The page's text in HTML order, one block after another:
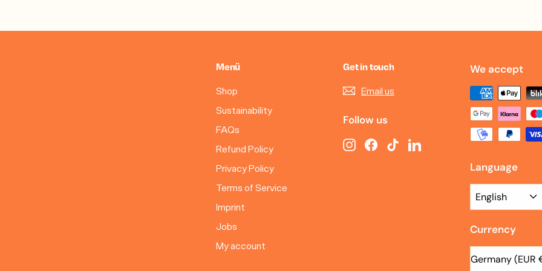
Menü
Shop
Sustainability
FAQs
Refund Policy
Privacy Policy
Terms of Service
Imprint
Jobs
My account
Get in touch
Email us
Follow us
InstagramFacebook
TikTokLinkedIn
We accept
Language
English
Currency
Germany (EUR